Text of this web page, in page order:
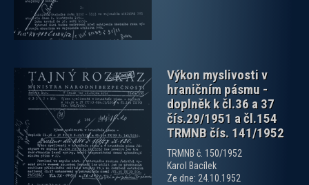
Výkon myslivosti v
hraničním pásmu -
doplněk k čl.36 a 37
čís.29/1951 a čl.154
TRMNB čís. 141/1952
TRMNB č. 150/1952
Karol Bacílek
Ze dne: 24.10.1952
zobrazit PDF dokument